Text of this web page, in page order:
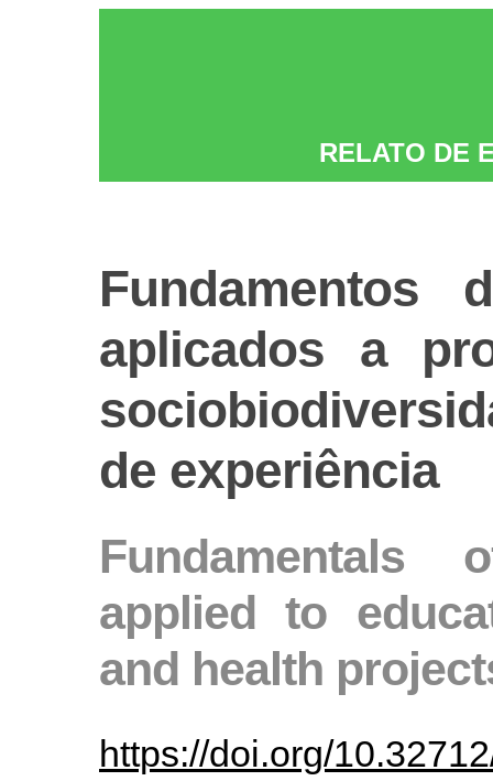
RELATO DE
Fundamentos
aplicados a
de experiência
Fundamentals
applied to
and health
https://doi.org/